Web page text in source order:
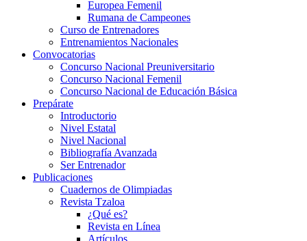
Europea Femenil
Rumana de Campeones
Curso de Entrenadores
Entrenamientos Nacionales
Convocatorias
Concurso Nacional Preuniversitario
Concurso Nacional Femenil
Concurso Nacional de Educación Básica
Prepárate
Introductorio
Nivel Estatal
Nivel Nacional
Bibliografía Avanzada
Ser Entrenador
Publicaciones
Cuadernos de Olimpiadas
Revista Tzaloa
¿Qué es?
Revista en Línea